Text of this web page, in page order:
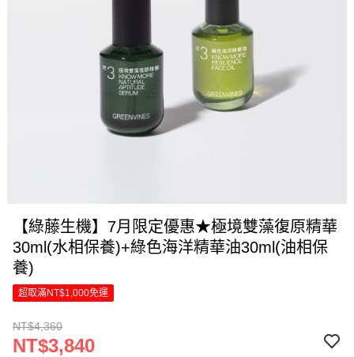
【綠藤生機】7月限定優惠★極境雙藻復原精華
30ml(水相保養)+綠色海洋精華油30ml(油相保
養)
超取滿NT$1,000免運
NT$4,360
NT$3,840